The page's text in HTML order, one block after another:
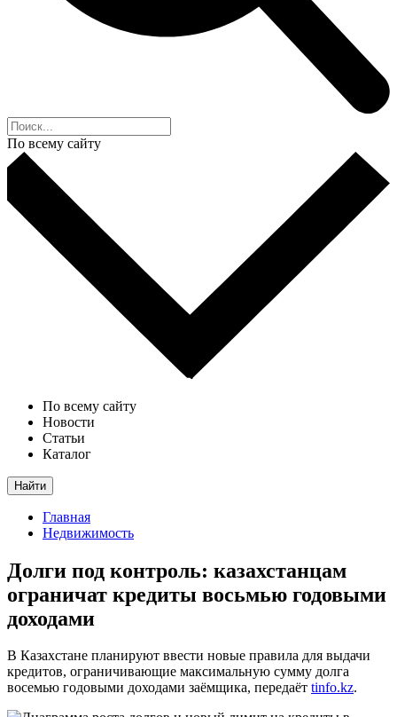
По всему сайту
По всему сайту
Новости
Статьи
Каталог
Найти
Главная
Недвижимость
Долги под контроль: казахстанцам
ограничат кредиты восьмью годовыми
доходами
В Казахстане планируют ввести новые правила для выдачи
кредитов, ограничивающие максимальную сумму долга
восемью годовыми доходами заёмщика, передаёт tinfo.kz.